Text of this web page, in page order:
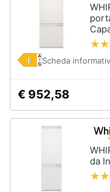
Scheda
€ 952,58
da